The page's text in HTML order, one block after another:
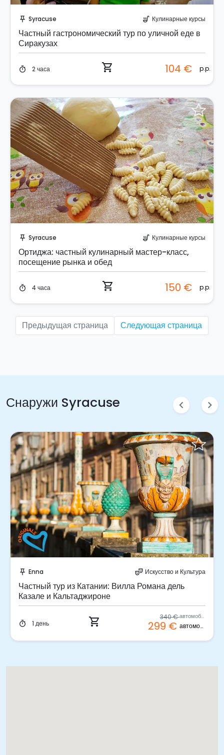
push_pin Syracuse soup_kitchen Кулинарные курсы
Частный гастрономический тур по уличной еде в
Сиракузах
timer 2 часа shopping_cart 104 € p.p.
push_pin Syracuse soup_kitchen Кулинарные курсы
Ортиджа: частный кулинарный мастер-класс,
посещение рынка и обед
timer 4 часа shopping_cart 150 € p.p.
Предыдущая страница Следующая страница
Снаружи Syracuse chevron_left chevron_right
push_pin Enna theater_comedy Искусство и Культура
Частный тур из Катании: Вилла Романа дель
Казале и Кальтаджироне
timer 1 день shopping_cart 340 € автомобиль
299 € автомобиль